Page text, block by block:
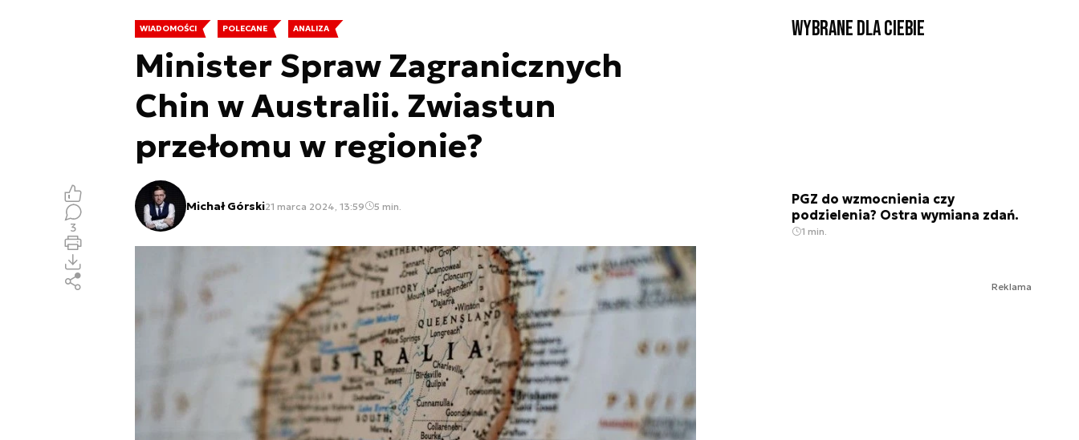
WIADOMOŚCI POLECANE ANALIZA
Minister Spraw Zagranicznych
Chin w Australii. Zwiastun
przełomu w regionie?
Michał Górski21 marca 2024, 13:59 5 min.
3
Wybrane dla Ciebie
PGZ do wzmocnienia czy
podzielenia? Ostra wymiana zdań.
1 min.
Reklama